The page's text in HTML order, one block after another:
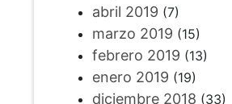
abril 2019 (7)
marzo 2019 (15)
febrero 2019 (13)
enero 2019 (19)
diciembre 2018 (33)